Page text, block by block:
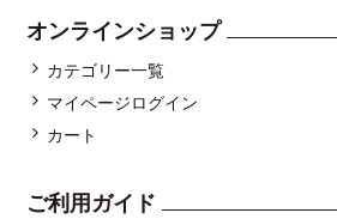
オンラインショップ
カテゴリー一覧
マイページログイン
カート
ご利用ガイド